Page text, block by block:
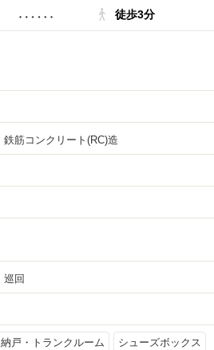
徒歩3分
鉄筋コンクリート(RC)造
巡回
納戸・トランクルーム
シューズボックス